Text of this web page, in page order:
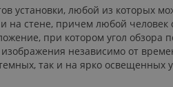
установки, любой из которых
на стене, причем любой
при котором угол обзора
независимо от
так и на ярко